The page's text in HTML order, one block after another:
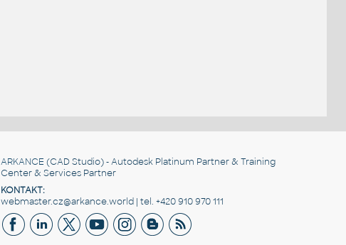
ARKANCE (CAD Studio) - Autodesk Platinum Partner & Training
Center & Services Partner
KONTAKT:
webmaster.cz@arkance.world | tel. +420 910 970 111